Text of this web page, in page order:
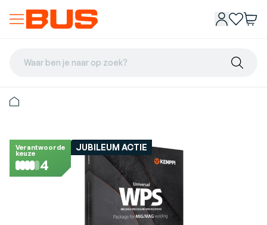
Waar ben je naar op zoek?
Verantwoorde
keuze
4
JUBILEUM ACTIE